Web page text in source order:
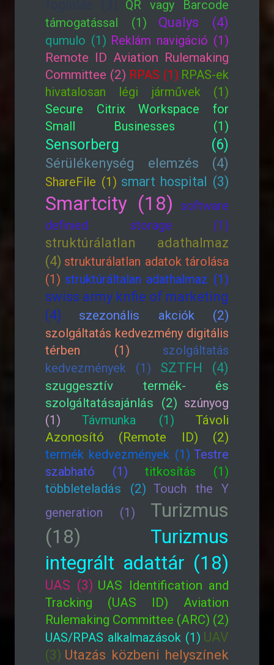
QR vagy Barcode
támogatással (1)
Qualys (4)
qumulo (1) Reklám navigáció (1)
Remote ID Aviation Rulemaking
Committee (2) RPAS (1) RPAS-ek
hivatalosan légi járművek (1)
Secure Citrix Workspace for
Small Businesses (1)
Sensorberg (6)
Sérülékenység elemzés (4)
ShareFile (1) smart hospital (3)
Smartcity (18)
software
definied storage (1)
struktúrálatlan adathalmaz
(4) strukturálatlan adatok tárolása
(1) struktúráltalan adathalmaz (1)
swiss army knfie of marketing
(4)
szezonális akciók (2)
szolgáltatás kedvezmény digitális
térben (1)
szolgáltatás
kedvezmények (1)
SZTFH (4)
szuggesztív termék- és
szolgáltatásajánlás (2) szúnyog
(1)
Távmunka (1)
Távoli
Azonosító (Remote ID) (2)
termék kedvezmények (1) Testre
szabható (1)
titkosítás (1)
többleteladás (2) Touch the Y
generation (1)
Turizmus
(18)
Turizmus
integrált adattár (18)
UAS (3) UAS Identification and
Tracking (UAS ID) Aviation
Rulemaking Committee (ARC) (2)
UAS/RPAS alkalmazások (1) UAV
(3) Utazás közbeni helyszínek